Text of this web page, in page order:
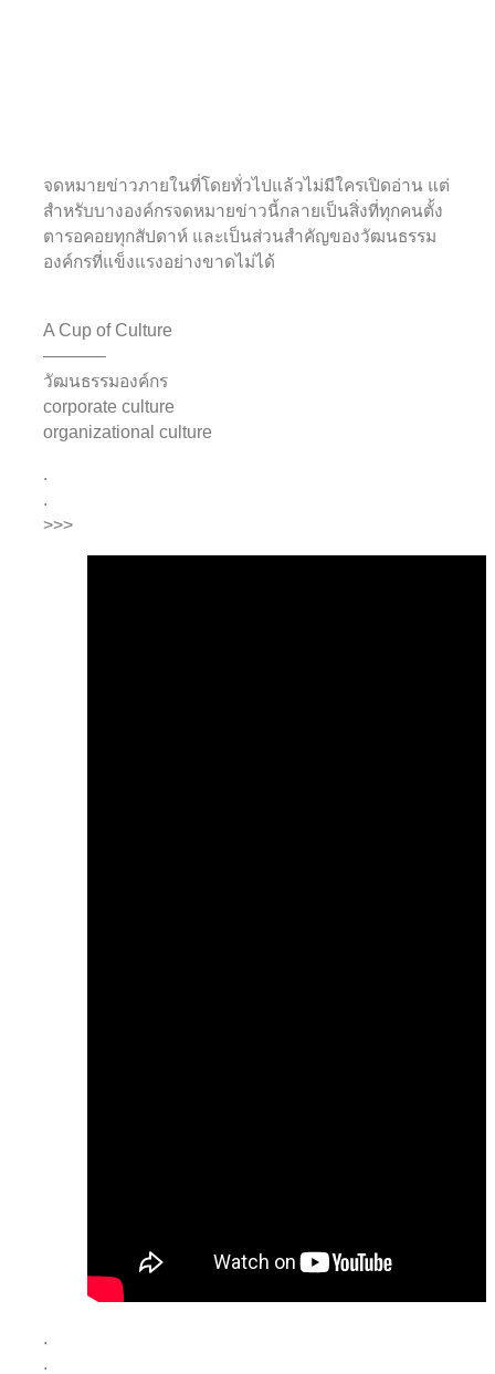
จดหมายข่าวภายในที่โดยทั่วไปแล้วไม่มีใครเปิดอ่าน แต่
สำหรับบางองค์กรจดหมายข่าวนี้กลายเป็นสิ่งที่ทุกคนตั้ง
ตารอคอยทุกสัปดาห์ และเป็นส่วนสำคัญของวัฒนธรรม
องค์กรที่แข็งแรงอย่างขาดไม่ได้
A Cup of Culture
———–
วัฒนธรรมองค์กร
corporate culture
organizational culture
.
.
>>>
.
.